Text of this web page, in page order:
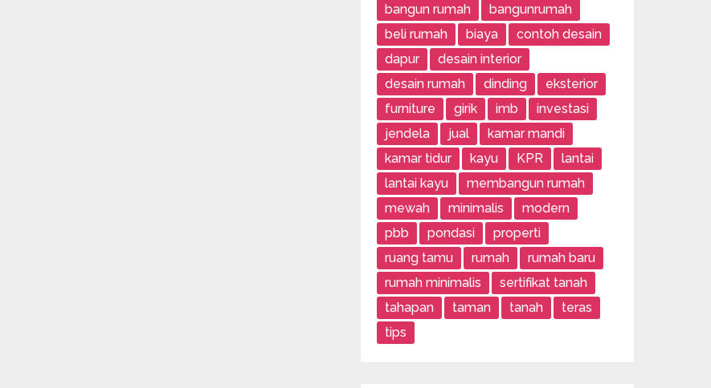
bangun rumah
bangunrumah
beli rumah
biaya
contoh desain
dapur
desain interior
desain rumah
dinding
eksterior
furniture
girik imb
investasi
jendela
jual
kamar mandi
kamar tidur
kayu KPR
lantai
lantai kayu
membangun rumah
mewah
minimalis
modern
pbb
pondasi
properti
ruang tamu
rumah
rumah baru
rumah minimalis
sertifikat tanah
tahapan
taman tanah
teras
tips